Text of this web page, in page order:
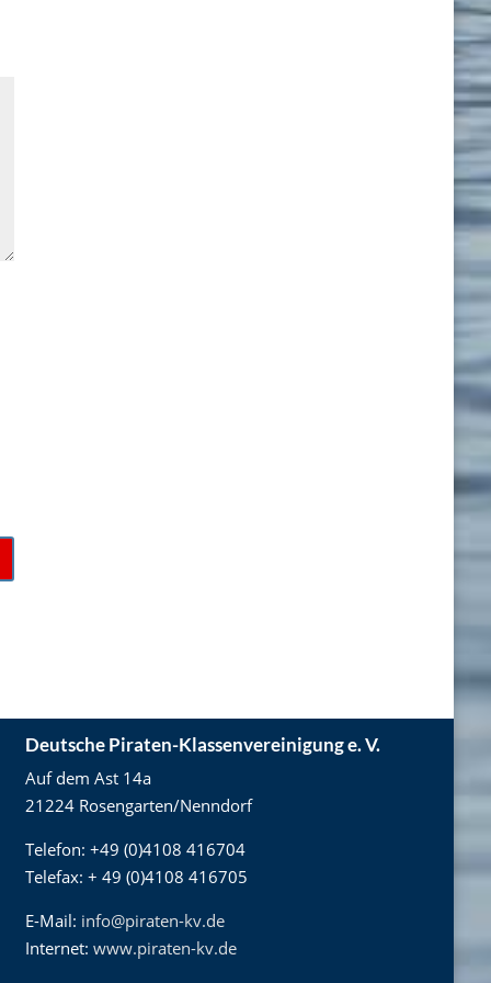
Deutsche Piraten-Klassenvereinigung e. V.
Auf dem Ast 14a
21224 Rosengarten/Nenndorf
Telefon: +49 (0)4108 416704
Telefax: + 49 (0)4108 416705
E-Mail: info@piraten-kv.de
Internet: www.piraten-kv.de